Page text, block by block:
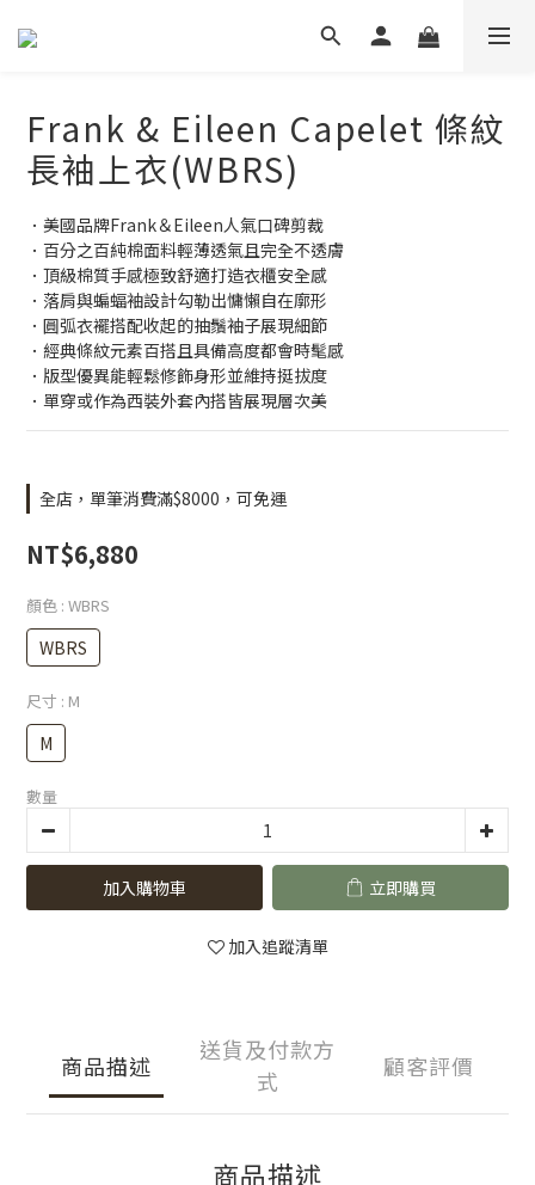
Frank & Eileen Capelet 條紋
長袖上衣(WBRS)
．美國品牌Frank＆Eileen人氣口碑剪裁
．百分之百純棉面料輕薄透氣且完全不透膚
．頂級棉質手感極致舒適打造衣櫃安全感
．落肩與蝙蝠袖設計勾勒出慵懶自在廓形
．圓弧衣襬搭配收起的抽鬚袖子展現細節
．經典條紋元素百搭且具備高度都會時髦感
．版型優異能輕鬆修飾身形並維持挺拔度
．單穿或作為西裝外套內搭皆展現層次美
全店，單筆消費滿$8000，可免運
NT$6,880
顏色 : WBRS
WBRS
尺寸 : M
M
數量
加入購物車 立即購買
加入追蹤清單
商品描述
送貨及付款方
式
顧客評價
商品描述